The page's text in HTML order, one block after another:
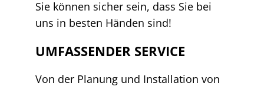
Sie können sicher sein, dass Sie bei
uns in besten Händen sind!
UMFASSENDER SERVICE
Von der Planung und Installation von